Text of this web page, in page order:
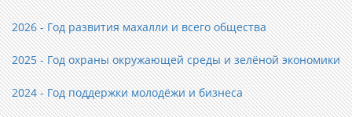
2026 - Год развития махалли и всего общества
2025 - Год охраны окружающей среды и зелёной экономики
2024 - Год поддержки молодёжи и бизнеса